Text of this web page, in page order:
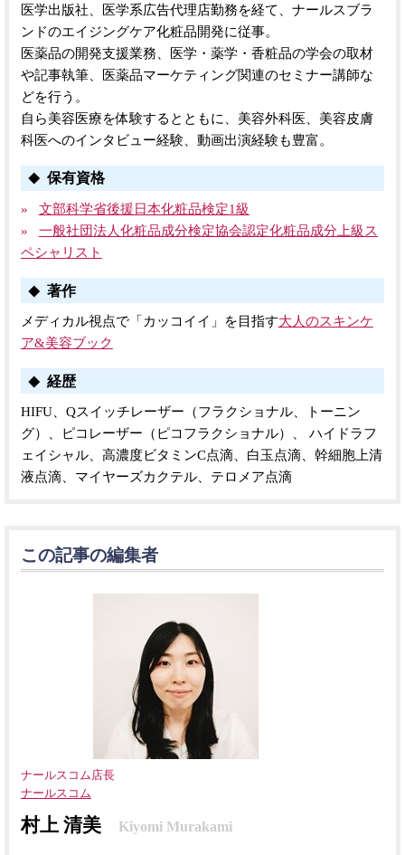
医学出版社、医学系広告代理店勤務を経て、ナールスブラ
ンドのエイジングケア化粧品開発に従事。
医薬品の開発支援業務、医学・薬学・香粧品の学会の取材
や記事執筆、医薬品マーケティング関連のセミナー講師な
どを行う。
自ら美容医療を体験するとともに、美容外科医、美容皮膚
科医へのインタビュー経験、動画出演経験も豊富。
保有資格
文部科学省後援日本化粧品検定1級
一般社団法人化粧品成分検定協会認定化粧品成分上級ス
ペシャリスト
著作
メディカル視点で「カッコイイ」を目指す大人のスキンケ
ア&美容ブック
経歴
HIFU、Qスイッチレーザー（フラクショナル、トーニン
グ）、ピコレーザー（ピコフラクショナル）、 ハイドラフ
ェイシャル、高濃度ビタミンC点滴、白玉点滴、幹細胞上清
液点滴、マイヤーズカクテル、テロメア点滴
この記事の編集者
ナールスコム店長
ナールスコム
村上 清美 Kiyomi Murakami